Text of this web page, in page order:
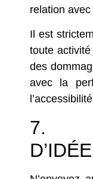
relation
Il est
toute
des
avec la
7.
D’IDÉE